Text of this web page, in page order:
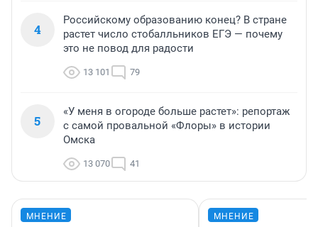
4
Российскому образованию конец? В стране
растет число стобалльников ЕГЭ — почему
это не повод для радости
13 101 79
5
«У меня в огороде больше растет»: репортаж
с самой провальной «Флоры» в истории
Омска
13 070 41
МНЕНИЕ МНЕНИЕ